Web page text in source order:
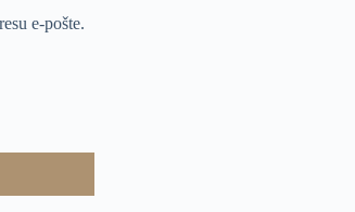
e-pošte.